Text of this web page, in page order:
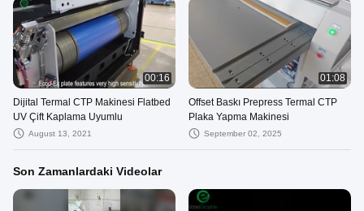
00:16
Dijital Termal CTP Makinesi Flatbed
UV Çift Kaplama Uyumlu
August 13, 2021
01:08
Offset Baskı Prepress Termal CTP
Plaka Yapma Makinesi
September 02, 2025
Son Zamanlardaki Videolar